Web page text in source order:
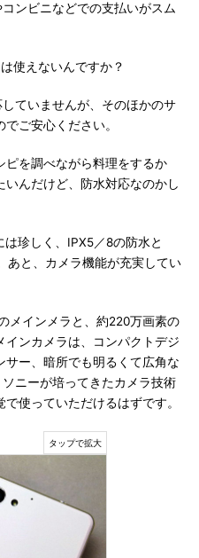
ンビニなどでの支払いがスム
使えないんですか？
ていませんが、そのほかのサ
ご安心ください。
を調べながら料理をするか
んだけど、防水対応なのかし
珍しく、IPX5／8の防水と
あと、カメラ機能が充実してい
メインメラと、約220万画素の
ンカメラは、コンパクトデジ
ー、暗所でも明るくて広角な
ニーが培ってきたカメラ技術
使っていただけるはずです。